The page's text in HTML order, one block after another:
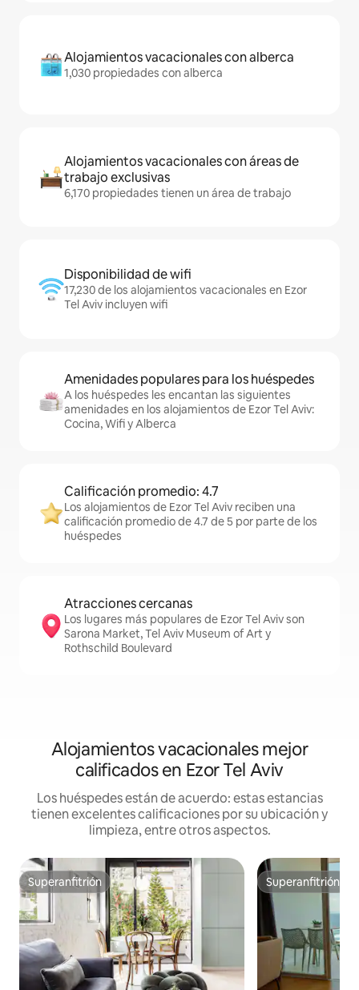
Alojamientos vacacionales con alberca
1,030 propiedades con alberca
Alojamientos vacacionales con áreas de
trabajo exclusivas
6,170 propiedades tienen un área de trabajo
Disponibilidad de wifi
17,230 de los alojamientos vacacionales en Ezor
Tel Aviv incluyen wifi
Amenidades populares para los huéspedes
A los huéspedes les encantan las siguientes
amenidades en los alojamientos de Ezor Tel Aviv:
Cocina, Wifi y Alberca
Calificación promedio: 4.7
Los alojamientos de Ezor Tel Aviv reciben una
calificación promedio de 4.7 de 5 por parte de los
huéspedes
Atracciones cercanas
Los lugares más populares de Ezor Tel Aviv son
Sarona Market, Tel Aviv Museum of Art y
Rothschild Boulevard
Alojamientos vacacionales mejor
calificados en Ezor Tel Aviv
Los huéspedes están de acuerdo: estas estancias
tienen excelentes calificaciones por su ubicación y
limpieza, entre otros aspectos.
Superanfitrión
Superanfitrión Superanfitrión
Superanfitrión